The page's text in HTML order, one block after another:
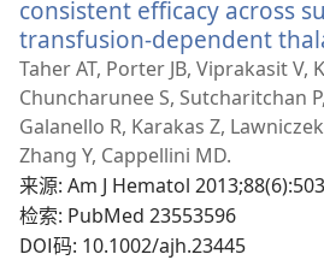
consistent efficacy across
transfusion-dependent
Taher AT, Porter JB, Viprakasit V,
Chuncharunee S, Sutcharitchan
Galanello R, Karakas Z,
Zhang Y, Cappellini MD.
来源‎: Am J Hematol
检索‎: PubMed 23553596
DOI码‎: 10.1002/ajh.23445